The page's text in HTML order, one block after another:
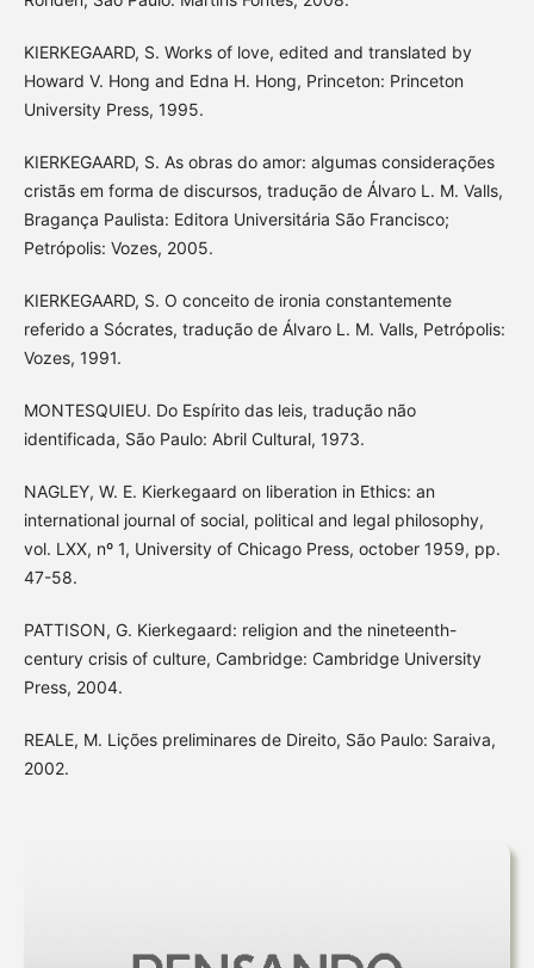
KIERKEGAARD, S. Works of love, edited and translated by
Howard V. Hong and Edna H. Hong, Princeton: Princeton
University Press, 1995.
KIERKEGAARD, S. As obras do amor: algumas considerações
cristãs em forma de discursos, tradução de Álvaro L. M. Valls,
Bragança Paulista: Editora Universitária São Francisco;
Petrópolis: Vozes, 2005.
KIERKEGAARD, S. O conceito de ironia constantemente
referido a Sócrates, tradução de Álvaro L. M. Valls, Petrópolis:
Vozes, 1991.
MONTESQUIEU. Do Espírito das leis, tradução não
identificada, São Paulo: Abril Cultural, 1973.
NAGLEY, W. E. Kierkegaard on liberation in Ethics: an
international journal of social, political and legal philosophy,
vol. LXX, nº 1, University of Chicago Press, october 1959, pp.
47-58.
PATTISON, G. Kierkegaard: religion and the nineteenth-
century crisis of culture, Cambridge: Cambridge University
Press, 2004.
REALE, M. Lições preliminares de Direito, São Paulo: Saraiva,
2002.